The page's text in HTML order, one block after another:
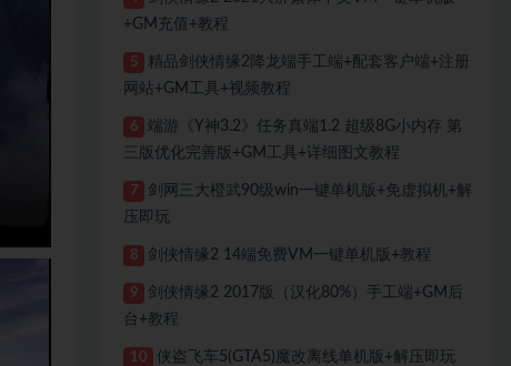
+GM充值+教程
5
精品剑侠情缘2降龙端手工端+配套客户端+注册
网站+GM工具+视频教程
6
端游《Y神3.2》任务真端1.2 超级8G小内存 第
三版优化完善版+GM工具+详细图文教程
7
剑网三大橙武90级win一键单机版+免虚拟机+解
压即玩
8 剑侠情缘2 14端免费VM一键单机版+教程
9
剑侠情缘2 2017版（汉化80%）手工端+GM后
台+教程
10
侠盗飞车5(GTA5)魔改离线单机版+解压即玩